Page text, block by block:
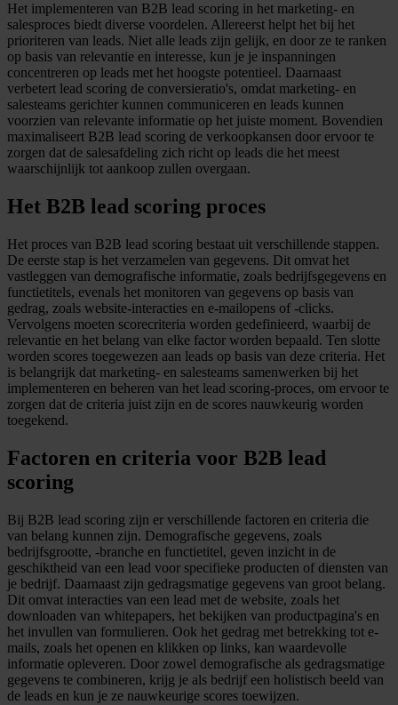
Het implementeren van B2B lead scoring in het marketing- en
salesproces biedt diverse voordelen. Allereerst helpt het bij het
prioriteren van leads. Niet alle leads zijn gelijk, en door ze te ranken
op basis van relevantie en interesse, kun je je inspanningen
concentreren op leads met het hoogste potentieel. Daarnaast
verbetert lead scoring de conversieratio's, omdat marketing- en
salesteams gerichter kunnen communiceren en leads kunnen
voorzien van relevante informatie op het juiste moment. Bovendien
maximaliseert B2B lead scoring de verkoopkansen door ervoor te
zorgen dat de salesafdeling zich richt op leads die het meest
waarschijnlijk tot aankoop zullen overgaan.
Het B2B lead scoring proces
Het proces van B2B lead scoring bestaat uit verschillende stappen.
De eerste stap is het verzamelen van gegevens. Dit omvat het
vastleggen van demografische informatie, zoals bedrijfsgegevens en
functietitels, evenals het monitoren van gegevens op basis van
gedrag, zoals website-interacties en e-mailopens of -clicks.
Vervolgens moeten scorecriteria worden gedefinieerd, waarbij de
relevantie en het belang van elke factor worden bepaald. Ten slotte
worden scores toegewezen aan leads op basis van deze criteria. Het
is belangrijk dat marketing- en salesteams samenwerken bij het
implementeren en beheren van het lead scoring-proces, om ervoor te
zorgen dat de criteria juist zijn en de scores nauwkeurig worden
toegekend.
Factoren en criteria voor B2B lead
scoring
Bij B2B lead scoring zijn er verschillende factoren en criteria die
van belang kunnen zijn. Demografische gegevens, zoals
bedrijfsgrootte, -branche en functietitel, geven inzicht in de
geschiktheid van een lead voor specifieke producten of diensten van
je bedrijf. Daarnaast zijn gedragsmatige gegevens van groot belang.
Dit omvat interacties van een lead met de website, zoals het
downloaden van whitepapers, het bekijken van productpagina's en
het invullen van formulieren. Ook het gedrag met betrekking tot e-
mails, zoals het openen en klikken op links, kan waardevolle
informatie opleveren. Door zowel demografische als gedragsmatige
gegevens te combineren, krijg je als bedrijf een holistisch beeld van
de leads en kun je ze nauwkeurige scores toewijzen.